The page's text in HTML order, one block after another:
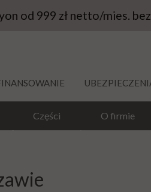
od 999 zł netto/mies.
Części O firmie